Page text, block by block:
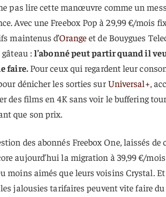
pas lire cette manœuvre comme un
Avec une Freebox Pop à 29,99 €/mois
maintenus d’Orangeet de Bouygues
gâteau :l’abonné peut partir quand il
faire.Pour ceux qui regardent leur
dénicher les sorties surUniversal+,
des films en 4K sans voir le buffering
que son prix.
des abonnés Freebox One, laissés de
aujourd’hui la migration à 39,99 €/
moins aimés que leurs voisins Crystal.
les jalousies tarifaires peuvent vite faire